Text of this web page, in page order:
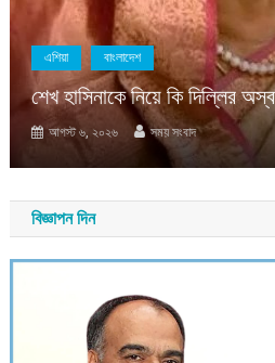
এশিয়া বাংলাদেশ
শেখ হাসিনাকে নিয়ে কি দিল্লির
আগস্ট ৬, ২০২৬ সময় সংবাদ
বিজ্ঞাপন দিন